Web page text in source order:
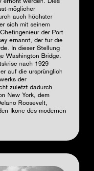
erhöht werden. Dies
möglicher
auch höchster
sich mit seinem
der Port
ernannt, der für die
In dieser Stellung
Washington Bridge.
nach 1929
auf die ursprünglich
der
zuletzt dadurch
New York, dem
Roosevelt,
Ikone des modernen